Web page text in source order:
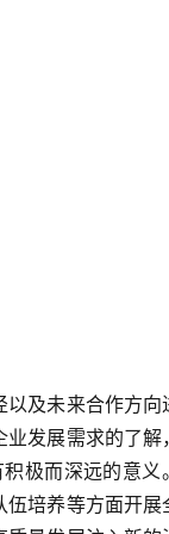
以及未来合作方向
业发展需求的了解
极而深远的意义
培养等方面开展